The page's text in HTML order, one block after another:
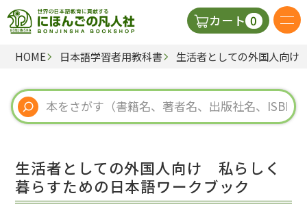
カート 0
日本語の教科書
視聴覚・補助教材
教師用参考書
HOME 日本語学習者用教科書 生活者としての外国人向
生活者としての外国人向け 私らしく
暮らすための日本語ワークブック